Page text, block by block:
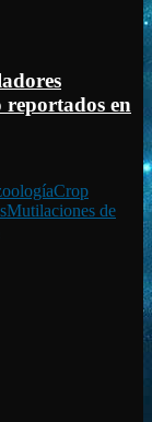
reportados en
Crop
Mutilaciones de